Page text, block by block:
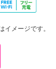
イメージです。